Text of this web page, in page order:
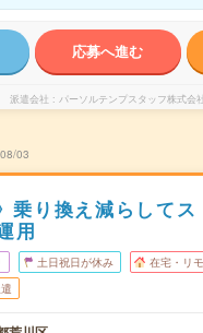
応募へ進む
派遣会社 パーソルテンプスタッフ株式会社
03
乗り換え減らしてス
用
土日祝日が休み 在宅・リ